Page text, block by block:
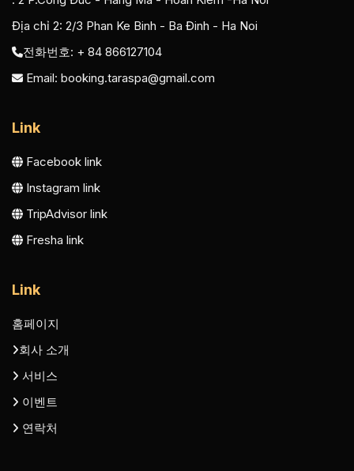
Địa chỉ 2: 2/3 Phan Ke Binh - Ba Đinh - Ha Noi
전화번호: + 84 866127104
Email: booking.taraspa@gmail.com
Link
Facebook link
Instagram link
TripAdvisor link
Fresha link
Link
홈페이지
회사 소개
서비스
이벤트
연락처